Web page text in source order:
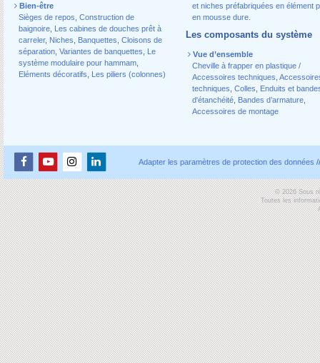
Bien-être
Sièges de repos Construction de
baignoire
Les cabines de douches prêt à
carreler, Niches Banquettes Cloisons de
séparation Variantes de banquettes
Le
système modulaire pour hammam
Eléments décoratifs
Les piliers (colonnes)
et niches préfabriquées en élément
en mousse dure.
Les composants du système
Vue d’ensemble
Cheville à frapper en plastique /
Accessoires techniques
techniques Colles
Enduits et
d'étanchéité, Bandes d’armature,
Accessoires de montage
Adapter les paramètres de protection des données
© 2026 Sous
Toutes les